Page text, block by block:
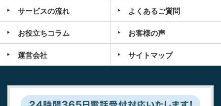
サービスの流れ よくあるご質問
お役立ちコラム お客様の声
運営会社 サイトマップ